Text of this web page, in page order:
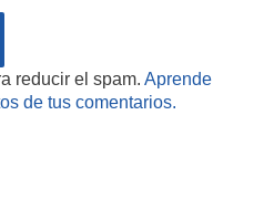
reducir el spam. Aprende
de tus comentarios.